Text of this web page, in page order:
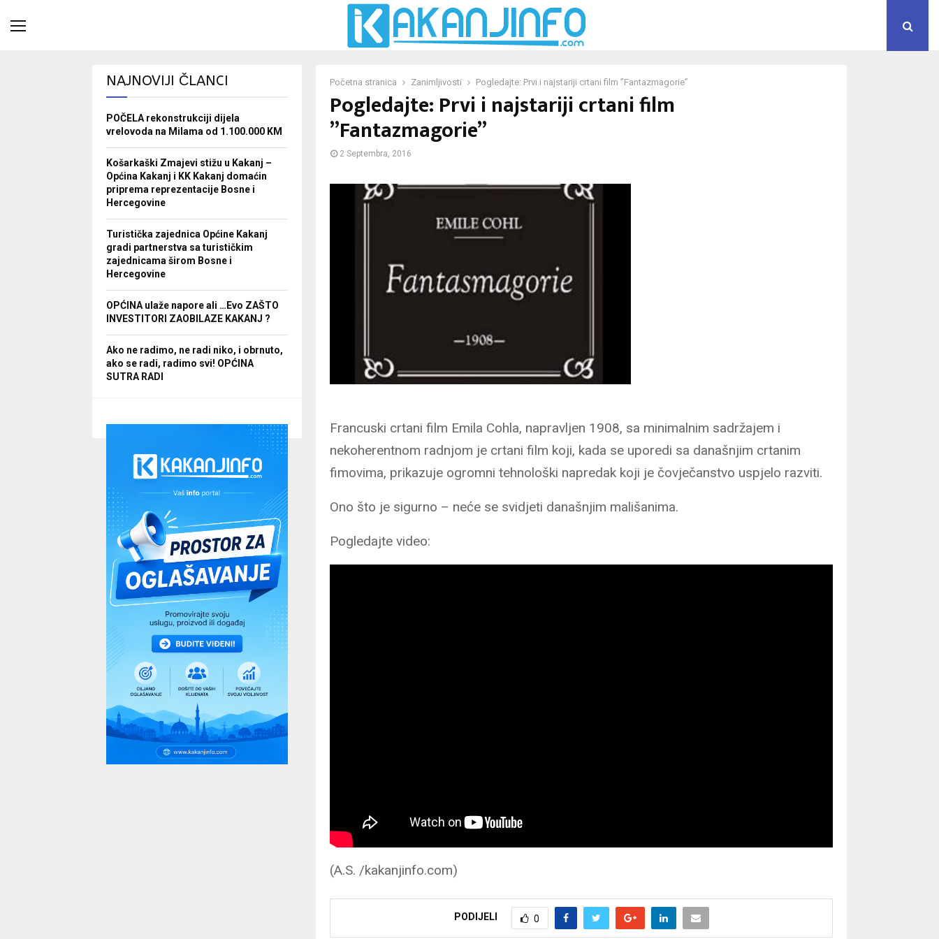
Početna stranica Zanimljivosti Pogledajte: Prvi i najstariji crtani film ”Fantazmagorie”
Pogledajte: Prvi i najstariji crtani film
”Fantazmagorie”
2 Septembra, 2016
Francuski crtani film Emila Cohla, napravljen 1908, sa minimalnim sadržajem i
nekoherentnom radnjom je crtani film koji, kada se uporedi sa današnjim crtanim
fimovima, prikazuje ogromni tehnološki napredak koji je čovječanstvo uspjelo razviti.
Ono što je sigurno – neće se svidjeti današnjim mališanima.
Pogledajte video:
(A.S. /kakanjinfo.com)
PODIJELI 0
NAJNOVIJI ČLANCI
POČELA rekonstrukciji dijela
vrelovoda na Milama od 1.100.000 KM
Košarkaški Zmajevi stižu u Kakanj –
Općina Kakanj i KK Kakanj domaćin
priprema reprezentacije Bosne i
Hercegovine
Turistička zajednica Općine Kakanj
gradi partnerstva sa turističkim
zajednicama širom Bosne i
Hercegovine
OPĆINA ulaže napore ali …Evo ZAŠTO
INVESTITORI ZAOBILAZE KAKANJ ?
Ako ne radimo, ne radi niko, i obrnuto,
ako se radi, radimo svi! OPĆINA
SUTRA RADI